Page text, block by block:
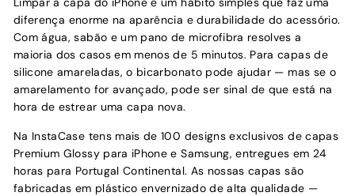
diferença enorme na aparência e durabilidade do acessório.
Com água, sabão e um pano de microfibra resolves a
maioria dos casos em menos de 5 minutos. Para capas de
silicone amareladas, o bicarbonato pode ajudar — mas se o
amarelamento for avançado, pode ser sinal de que está na
hora de estrear uma capa nova.
Na InstaCase tens mais de 100 designs exclusivos de capas
Premium Glossy para iPhone e Samsung, entregues em 24
horas para Portugal Continental. As nossas capas são
fabricadas em plástico envernizado de alta qualidade —